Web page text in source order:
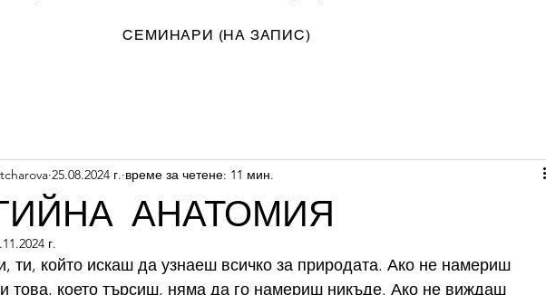
СЕМИНАРИ (НА ЗАПИС)
АНАТОМИЯ
25.08.2024 г. време за четене: 11 мин.
г.
ти, който искаш да узнаеш всичко за природата. Ако не намериш
това, което търсиш, няма да го намериш никъде. Ако не виждаш